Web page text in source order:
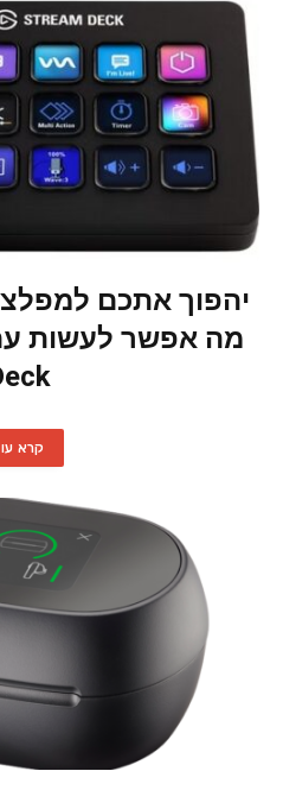
יהפוך אתכם
קרא